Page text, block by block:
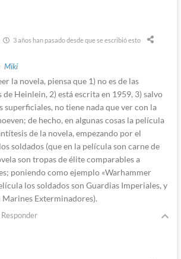
3 años han pasado desde que se escribió esto
Miki
la novela, piensa que 1) no es de las
de Heinlein, 2) está escrita en 1959, 3) salvo
superficiales, no tiene nada que ver con la
de hecho, en algunas cosas la película
de la novela, empezando por el
soldados (que en la película son carne de
son tropas de élite comparables a
poniendo como ejemplo «Warhammer
los soldados son Guardias Imperiales, y
Marines Exterminadores).
Responder